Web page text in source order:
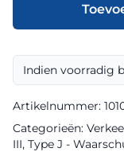
III
aantal
Indien voorradig
Artikelnummer:
Categorieën:
III, Type J -